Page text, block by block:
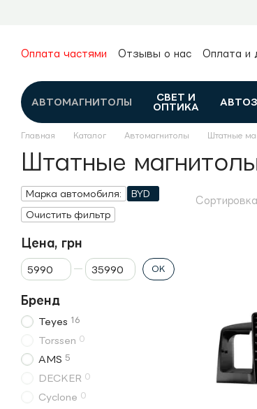
Оплата частями Отзывы о нас
Оплата и
Контакты
Каталог
АВТОМАГНИТОЛЫ
СВЕТ И
ОПТИКА
Главная Каталог Автомагнитолы Штатные
Штатные
Марка автомобиля: BYD
Очистить фильтр
Цена, грн
От Цена, грн
До Цена, грн
OK
Бренд
Teyes 16
Torssen 0
AMS 5
DECKER 0
Cyclone 0